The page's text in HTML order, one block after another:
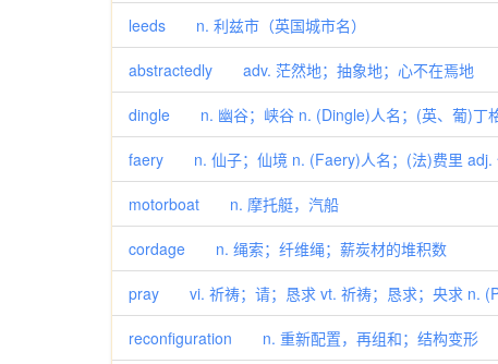
leeds n. 利兹市（英国城市名）
abstractedly adv. 茫然地；抽象地；心不在焉地
dingle n. 幽谷；峡谷 n. (Dingle)人名；(英、葡)丁
faery n. 仙子；仙境 n. (Faery)人名；(法)费里 adj.
motorboat n. 摩托艇，汽船
cordage n. 绳索；纤维绳；薪炭材的堆积数
pray vi. 祈祷；请；恳求 vt. 祈祷；恳求；央求 n.
reconfiguration n. 重新配置，再组和；结构变形